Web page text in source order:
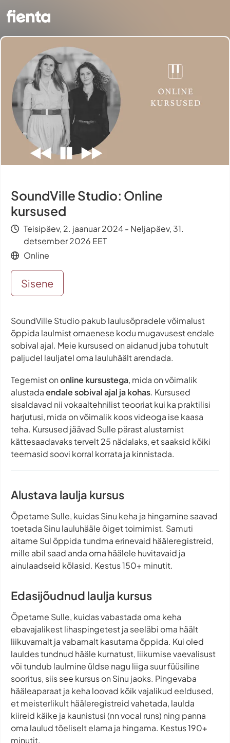
SoundVille Studio: Online
kursused
Teisipäev, 2. jaanuar 2024 - Neljapäev, 31.
detsember 2026 EET
Online
Sisene
SoundVille Studio pakub laulusõpradele võimalust
õppida laulmist omaenese kodu mugavusest endale
sobival ajal. Meie kursused on aidanud juba tohutult
paljudel lauljatel oma lauluhäält arendada.
Tegemist ononline kursustega, mida on võimalik
alustadaendale sobival ajal ja kohas. Kursused
sisaldavad nii vokaaltehnilist teooriat kui ka praktilisi
harjutusi, mida on võimalik koos videoga ise kaasa
teha. Kursused jäävad Sulle pärast alustamist
kättesaadavaks tervelt 25 nädalaks, et saaksid kõiki
teemasid soovi korral korrata ja kinnistada.
Alustava laulja kursus
Õpetame Sulle, kuidas Sinu keha ja hingamine saavad
toetada Sinu lauluhääle õiget toimimist. Samuti
aitame Sul õppida tundma erinevaid hääleregistreid,
mille abil saad anda oma häälele huvitavaid ja
ainulaadseid kõlasid. Kestus 150+ minutit.
Edasijõudnud laulja kursus
Õpetame Sulle, kuidas vabastada oma keha
ebavajalikest lihaspingetest ja seeläbi oma häält
liikuvamalt ja vabamalt kasutama õppida. Kui oled
lauldes tundnud hääle kurnatust, liikumise vaevalisust
või tundub laulmine üldse nagu liiga suur füüsiline
sooritus, siis see kursus on Sinu jaoks. Pingevaba
hääleaparaat ja keha loovad kõik vajalikud eeldused,
et meisterlikult hääleregistreid vahetada, laulda
kiireid käike ja kaunistusi (nn vocal runs) ning panna
oma laulud tõeliselt elama ja hingama. Kestus 190+
minutit.